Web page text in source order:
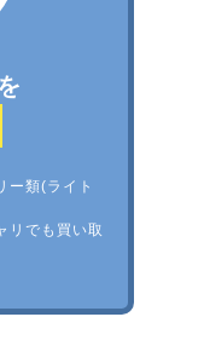
ー類(ライト
リでも買い取